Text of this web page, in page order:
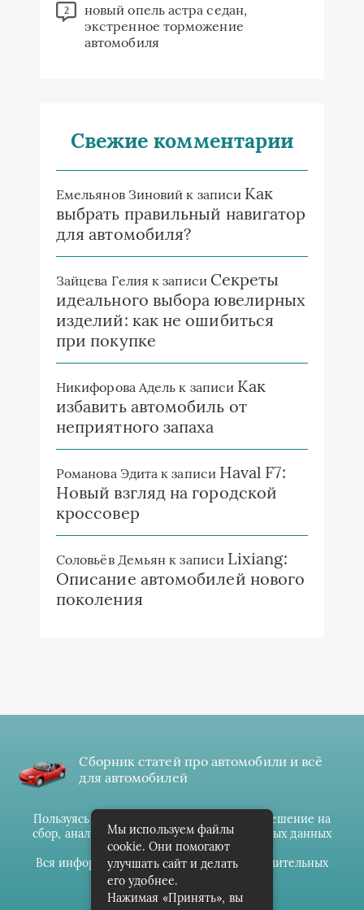
2
новый опель астра седан,
экстренное торможение
автомобиля
Свежие комментарии
Емельянов Зиновий к записи Как
выбрать правильный навигатор
для автомобиля?
Зайцева Гелия к записи Секреты
идеального выбора ювелирных
изделий: как не ошибиться
при покупке
Никифорова Адель к записи Как
избавить автомобиль от
неприятного запаха
Романова Эдита к записи Haval F7:
Новый взгляд на городской
кроссовер
Соловьёв Демьян к записи Lixiang:
Описание автомобилей нового
поколения
Сборник статей про автомобили и всё
для автомобилей
Пользуясь данным ресурсом вы даёте разрешение на
сбор, анализ и хранение своих персональных данных
согласноПравилам
Вся информация предоставлена в ознакомительных
целях.
Мы используем файлы
cookie. Они помогают
улучшать сайт и делать
его удобнее.
Нажимая «Принять», вы